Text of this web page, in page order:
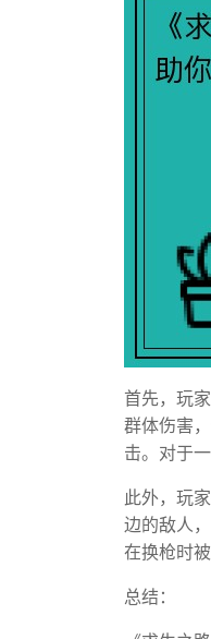
首先，玩
群体伤害
击。对于
此外，玩
边的敌人
在换枪时被
总结：